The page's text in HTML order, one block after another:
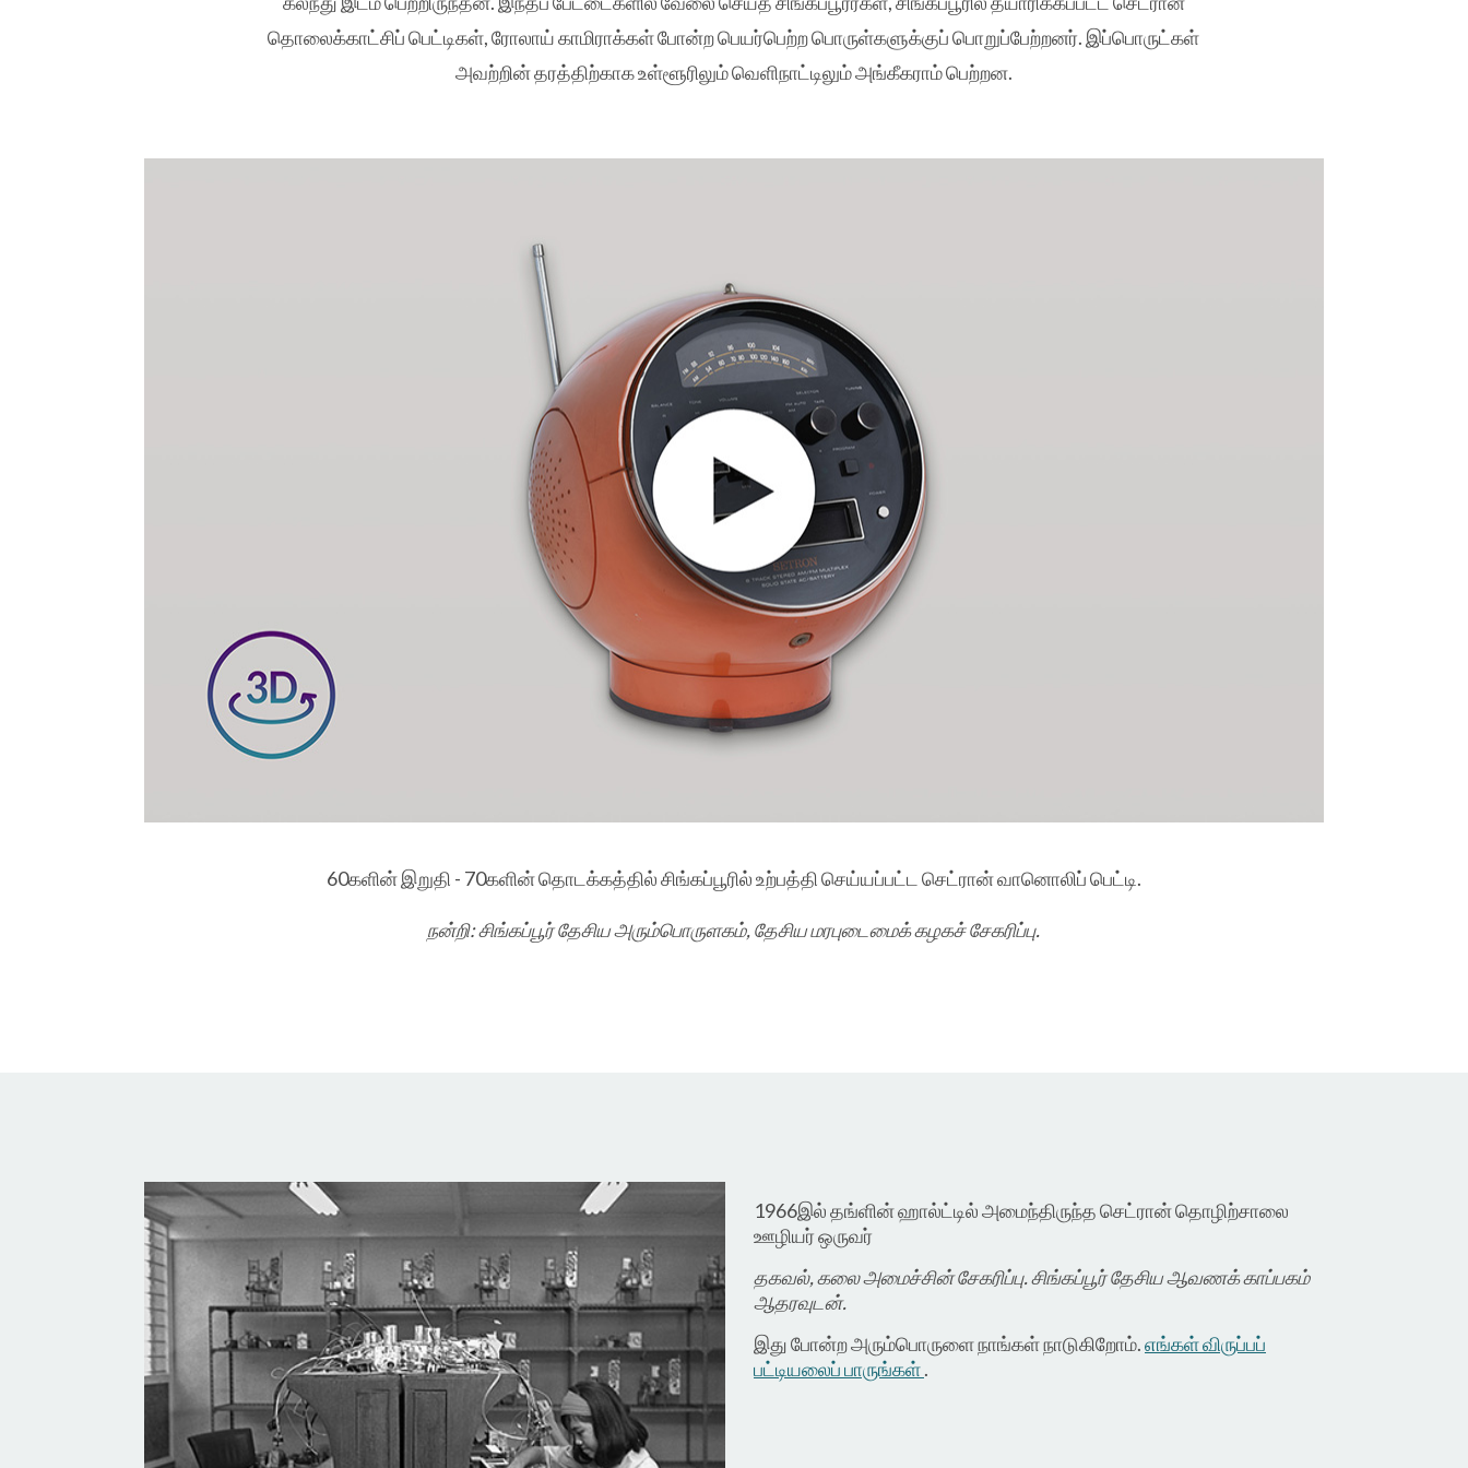
தொலைக்காட்சிப் பெட்டிகள், ரோலாய் காமிராக்கள் போன்ற பெயர்பெற்ற பொருள்களுக்குப் பொறுப்பேற்றனர். இப்பொருட்கள்
அவற்றின் தரத்திற்காக உள்ளூரிலும் வெளிநாட்டிலும் அங்கீகராம் பெற்றன.
60களின் இறுதி - 70களின் தொடக்கத்தில் சிங்கப்பூரில் உற்பத்தி செய்யப்பட்ட செட்ரான் வானொலிப் பெட்டி.
நன்றி: சிங்கப்பூர் தேசிய அரும்பொருளகம், தேசிய மரபுடைமைக் கழகச் சேகரிப்பு.
1966இல் தங்ளின் ஹால்ட்டில் அமைந்திருந்த செட்ரான் தொழிற்சாலை
ஊழியர் ஒருவர்
தகவல், கலை அமைச்சின் சேகரிப்பு. சிங்கப்பூர் தேசிய ஆவணக் காப்பகம்
ஆதரவுடன்.
இது போன்ற அரும்பொருளை நாங்கள் நாடுகிறோம்.எங்கள் விருப்பப்
பட்டியலைப் பாருங்கள்.